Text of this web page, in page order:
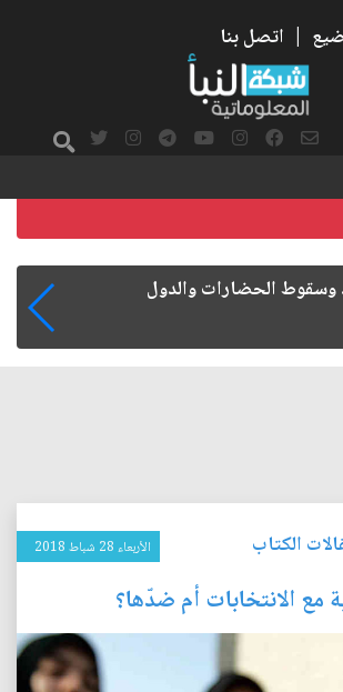
| اتصل بنا
على صفيح ساخن
الكتاب الأربعاء 28 شباط 2018
مع الانتخابات أم ضدّها؟